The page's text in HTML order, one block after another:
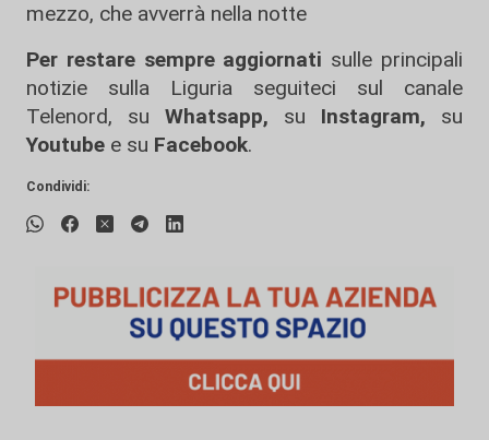
mezzo, che avverrà nella notte
Per restare sempre aggiornati sulle principali
notizie sulla Liguria seguiteci sul canale
Telenord, su
Whatsapp, su Instagram, su
Youtube e su Facebook.
Condividi: